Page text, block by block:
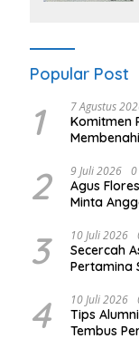
Popular Post
1 7 Agustus
Komitmen
2 9 Juli 2026
Agus
Minta
3 10 Juli 2026
Secercah
Pertamina
4 10 Juli 2026
Tips
Tembus